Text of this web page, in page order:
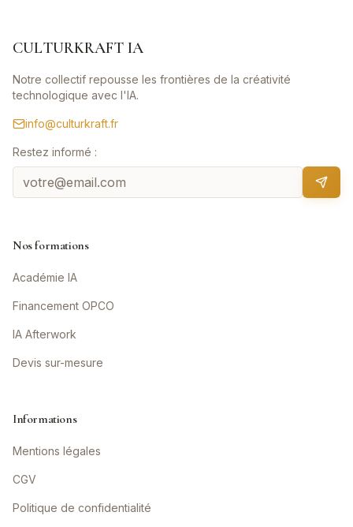
CULTURKRAFT IA
Notre collectif repousse les frontières de la créativité
technologique avec l'IA.
info@culturkraft.fr
Restez informé :
Nos formations
Académie IA
Financement OPCO
IA Afterwork
Devis sur-mesure
Informations
Mentions légales
CGV
Politique de confidentialité